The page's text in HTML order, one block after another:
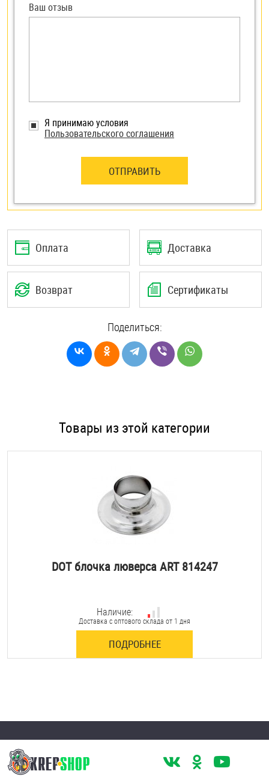
Я принимаю условия
Пользовательского соглашения
ОТПРАВИТЬ
Ваш отзыв
Оплата Доставка
Возврат Сертификаты
Поделиться:
Товары из этой категории
DOT блочка люверса ART 814247
Наличие:
Доставка с оптового склада от 1 дня
ПОДРОБНЕЕ